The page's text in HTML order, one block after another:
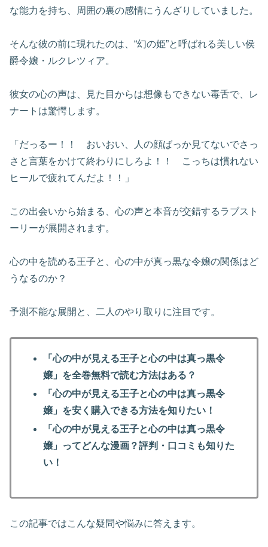
な能力を持ち、周囲の裏の感情にうんざりしていました。
そんな彼の前に現れたのは、“幻の姫”と呼ばれる美しい侯
爵令嬢・ルクレツィア。
彼女の心の声は、見た目からは想像もできない毒舌で、レ
ナートは驚愕します。
「だっるー！！ おいおい、人の顔ばっか見てないでさっ
さと言葉をかけて終わりにしろよ！！ こっちは慣れない
ヒールで疲れてんだよ！！」
この出会いから始まる、心の声と本音が交錯するラブスト
ーリーが展開されます。
心の中を読める王子と、心の中が真っ黒な令嬢の関係はど
うなるのか？
予測不能な展開と、二人のやり取りに注目です。
「心の中が見える王子と心の中は真っ黒令
嬢」を全巻無料で読む方法はある？
「心の中が見える王子と心の中は真っ黒令
嬢」を安く購入できる方法を知りたい！
「心の中が見える王子と心の中は真っ黒令
嬢」ってどんな漫画？評判・口コミも知りた
い！
この記事ではこんな疑問や悩みに答えます。